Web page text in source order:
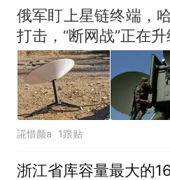
俄军盯上星链终端，
打击，“断网战”正在升
誮惜颜a 1跟贴
浙江省库容量最大的